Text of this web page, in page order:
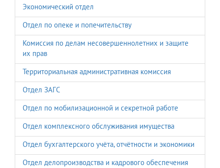
Экономический отдел
Отдел по опеке и попечительству
Комиссия по делам несовершеннолетних и защите
их прав
Территориальная административная комиссия
Отдел ЗАГС
Отдел по мобилизационной и секретной работе
Отдел комплексного обслуживания имущества
Отдел бухгалтерского учёта, отчётности и экономики
Отдел делопроизводства и кадрового обеспечения